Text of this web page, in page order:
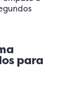
para